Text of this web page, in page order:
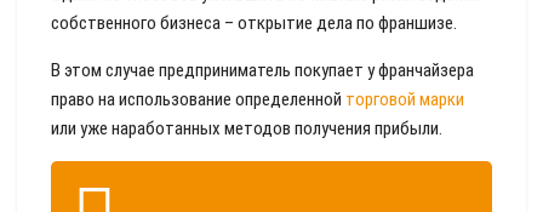
собственного бизнеса – открытие дела по франшизе.
В этом случае предприниматель покупает у франчайзера
право на использование определенной торговой марки
или уже наработанных методов получения прибыли.